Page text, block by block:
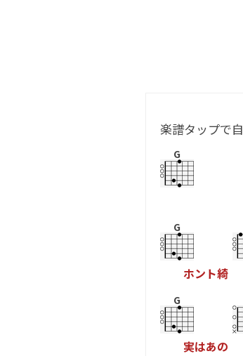
楽譜タップで
G
G
ホン ト綺
G
実はあの